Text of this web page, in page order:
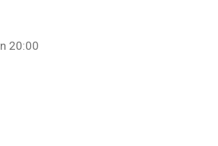
20:00